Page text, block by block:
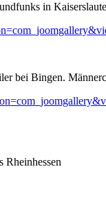
in
bei Bingen.
Rheinhessen